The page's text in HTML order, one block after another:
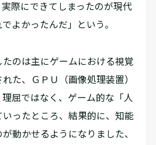
際にできてしまったのが現代
よかったんだ」という。
のは主にゲームにおける視覚
た、ＧＰＵ（画像処理装置）
屈ではなく、ゲーム的な「人
ったところ、結果的に、知能
動かせるようになりました、